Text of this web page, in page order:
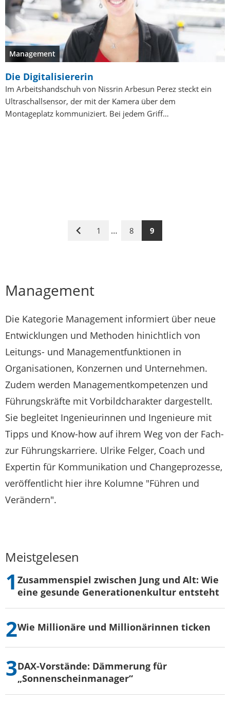
Management
Die Digitalisiererin
Im Arbeitshandschuh von Nissrin Arbesun Perez steckt ein
Ultraschallsensor, der mit der Kamera über dem
Montageplatz kommuniziert. Bei jedem Griff…
Vorige
1 … 8 9
Management
Die Kategorie Management informiert über neue
Entwicklungen und Methoden hinichtlich von
Leitungs- und Managementfunktionen in
Organisationen, Konzernen und Unternehmen.
Zudem werden Managementkompetenzen und
Führungskräfte mit Vorbildcharakter dargestellt.
Sie begleitet Ingenieurinnen und Ingenieure mit
Tipps und Know-how auf ihrem Weg von der Fach-
zur Führungskarriere. Ulrike Felger, Coach und
Expertin für Kommunikation und Changeprozesse,
veröffentlicht hier ihre Kolumne "Führen und
Verändern".
Meistgelesen
Zusammenspiel zwischen Jung und Alt: Wie
eine gesunde Generationenkultur entsteht
Wie Millionäre und Millionärinnen ticken
DAX-Vorstände: Dämmerung für
„Sonnenscheinmanager“